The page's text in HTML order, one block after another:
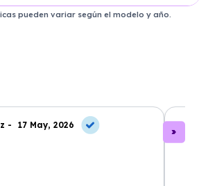
pueden variar según el modelo y año.
- 17 May, 2026